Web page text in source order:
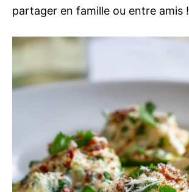
partager en famille ou entre amis !